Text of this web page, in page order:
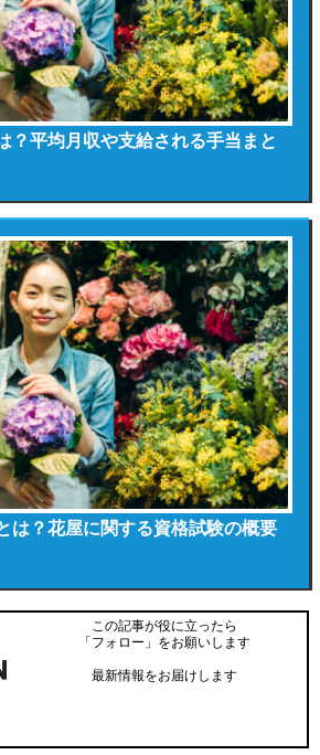
？平均月収や支給される手当まと
は？花屋に関する資格試験の概要
この記事が役に立ったら
「フォロー」をお願いします
最新情報をお届けします